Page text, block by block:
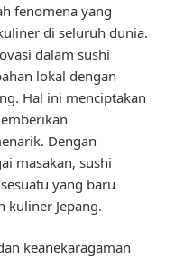
fenomena yang
di seluruh dunia.
dalam sushi
lokal dengan
Hal ini menciptakan
Dengan
masakan, sushi
yang baru
kuliner Jepang.
keanekaragaman